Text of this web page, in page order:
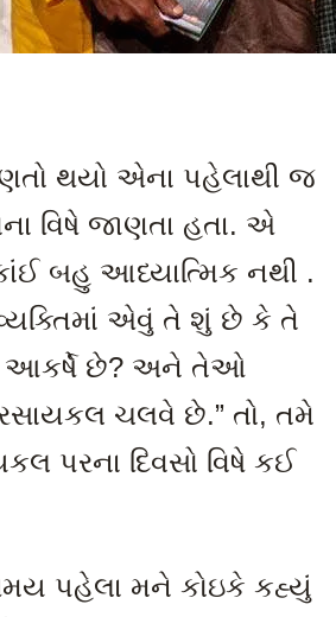
થયો એના પહેલાથી જ
વિષે જાણતા હતા. એ
બહુ આધ્યાત્મિક નથી .
એવું તે શું છે કે તે
છે? અને તેઓ
ચલવે છે.” તો, તમે
પરના દિવસો વિષે કઈ
પહેલા મને કોઇકે કહ્યું